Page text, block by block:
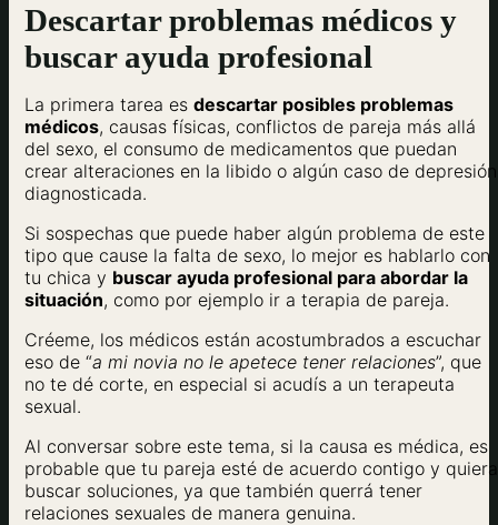
Descartar problemas médicos y
buscar ayuda profesional
La primera tarea es descartar posibles problemas
médicos, causas físicas, conflictos de pareja más allá
del sexo, el consumo de medicamentos que puedan
crear alteraciones en la libido o algún caso de depresión
diagnosticada.
Si sospechas que puede haber algún problema de este
tipo que cause la falta de sexo, lo mejor es hablarlo con
tu chica y buscar ayuda profesional para abordar la
situación, como por ejemplo ir a terapia de pareja.
Créeme, los médicos están acostumbrados a escuchar
eso de “a mi novia no le apetece tener relaciones”, que
no te dé corte, en especial si acudís a un terapeuta
sexual.
Al conversar sobre este tema, si la causa es médica, es
probable que tu pareja esté de acuerdo contigo y quiera
buscar soluciones, ya que también querrá tener
relaciones sexuales de manera genuina.